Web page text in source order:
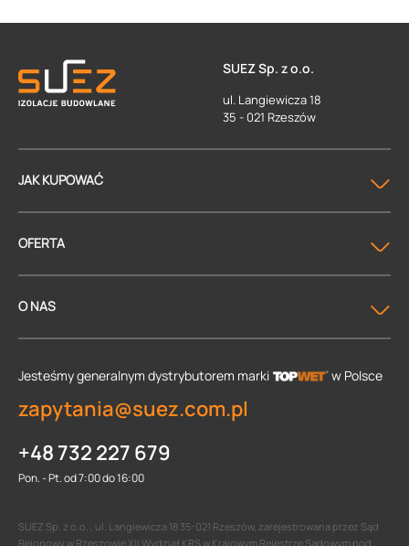
SUEZ Sp. z o.o.
ul. Langiewicza 18
35 - 021 Rzeszów
JAK KUPOWAĆ
OFERTA
O NAS
Jesteśmy generalnym dystrybutorem marki w Polsce
zapytania@suez.com.pl
+48 732 227 679
Pon. - Pt. od 7:00 do 16:00
SUEZ Sp. z o.o. , ul. Langiewicza 18 35-021 Rzeszów, zarejestrowana przez Sąd
Rejonowy w Rzeszowie XII Wydział KRS w Krajowym Rejestrze Sądowym pod